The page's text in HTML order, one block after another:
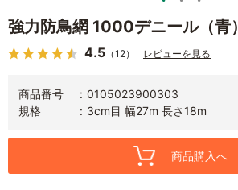
強力防鳥網 1000デニール（青）
4.5 （12） レビューを見る
商品番号
0105023900303
規格
3cm目 幅27m 長さ18m
商品購入へ